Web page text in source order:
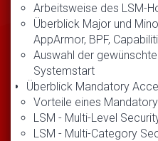
Arbeitsweise des LSM-
Überblick Major und
AppArmor, BPF,
Auswahl der
Systemstart
Überblick Mandatory
Vorteile eines
LSM - Multi-Level
LSM - Multi-Category